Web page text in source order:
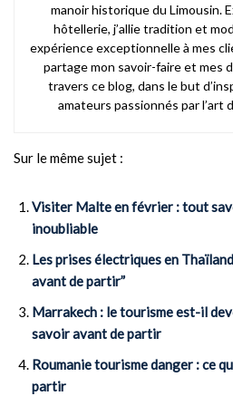
manoir historique du Limousin.
hôtellerie, j’allie tradition et
expérience exceptionnelle à mes
partage mon savoir-faire et mes
travers ce blog, dans le but
amateurs passionnés par l’art
Sur le même sujet :
Visiter Malte en février : tout
inoubliable
Les prises électriques en
avant de partir”
Marrakech : le tourisme est-il
savoir avant de partir
Roumanie tourisme danger : ce
partir